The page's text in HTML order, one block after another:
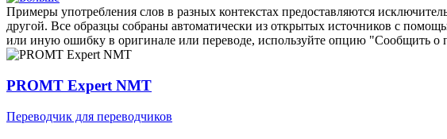
Примеры употребления слов в разных контекстах предоставляются
другой. Все образцы собраны автоматически из открытых источников с
или иную ошибку в оригинале или переводе, используйте опцию "Сообщить о
PROMT Expert NMT
Переводчик для переводчиков